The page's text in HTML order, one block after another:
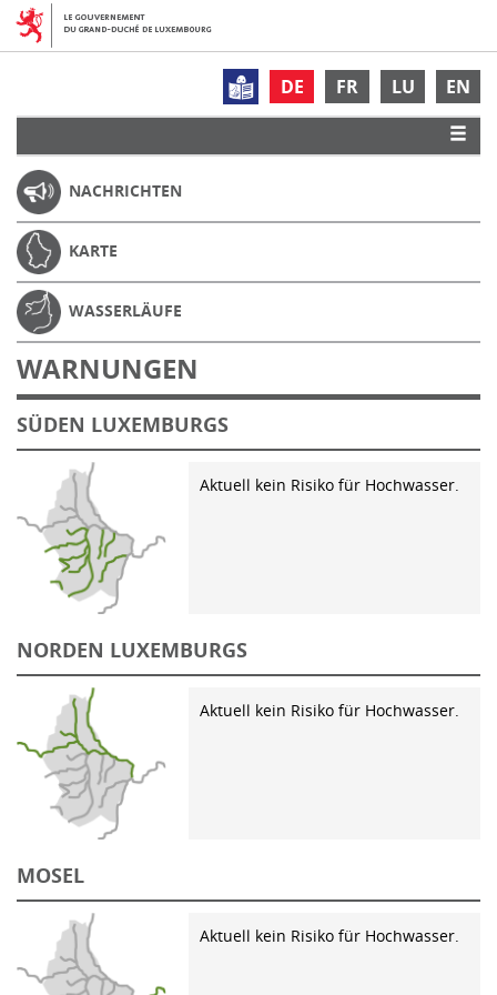
DE FR LU EN
NACHRICHTEN
KARTE
WASSERLÄUFE
WARNUNGEN
SÜDEN LUXEMBURGS
Aktuell kein Risiko für Hochwasser.
NORDEN LUXEMBURGS
Aktuell kein Risiko für Hochwasser.
MOSEL
Aktuell kein Risiko für Hochwasser.